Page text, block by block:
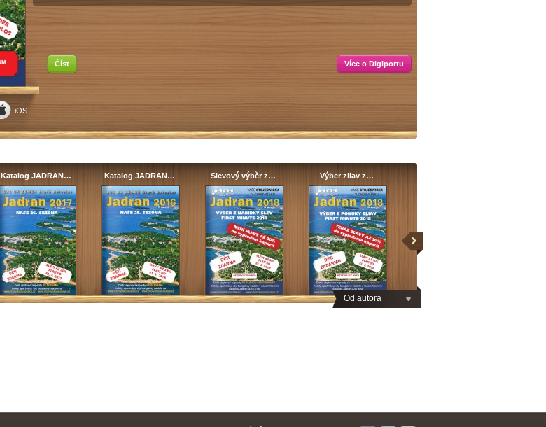
iOS
Číst Více o Digiportu
Od autora
Katalog JADRAN… Katalog JADRAN… Slevový výběr z… Výber zliav z…